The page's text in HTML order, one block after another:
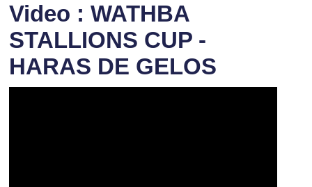
Video : WATHBA
STALLIONS CUP -
HARAS DE GELOS